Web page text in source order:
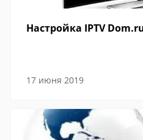
Настройка IPTV
17 июня 2019